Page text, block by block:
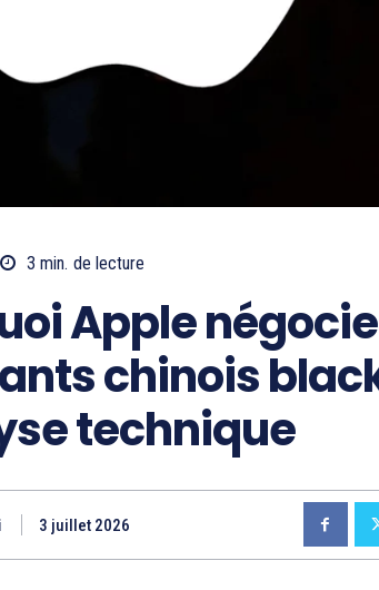
3 min. de lecture
Apple
chinois
technique
3 juillet 2026